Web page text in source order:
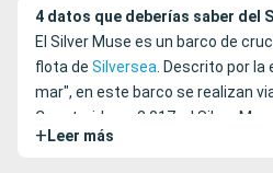
4 datos que deberías saber del
El Silver Muse es un barco de
flota de Silversea. Descrito por la
mar", en este barco se realizan
Construido en 2.017, el Silver
Silver Moon.
+ Leer más